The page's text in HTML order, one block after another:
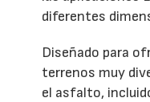
diferentes
Diseñado para
terrenos muy
el asfalto,